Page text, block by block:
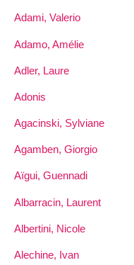
Adami, Valerio
Adamo, Amélie
Adler, Laure
Adonis
Agacinski, Sylviane
Agamben, Giorgio
Aïgui, Guennadi
Albarracin, Laurent
Albertini, Nicole
Alechine, Ivan